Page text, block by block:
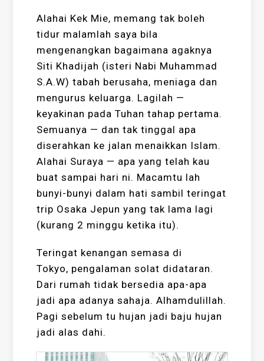
Alahai Kek Mie, memang tak boleh
tidur malamlah saya bila
mengenangkan bagaimana agaknya
Siti Khadijah (isteri Nabi Muhammad
S.A.W) tabah berusaha, meniaga dan
mengurus keluarga. Lagilah —
keyakinan pada Tuhan tahap pertama.
Semuanya — dan tak tinggal apa
diserahkan ke jalan menaikkan Islam.
Alahai Suraya — apa yang telah kau
buat sampai hari ni. Macamtu lah
bunyi-bunyi dalam hati sambil teringat
trip Osaka Jepun yang tak lama lagi
(kurang 2 minggu ketika itu).
Teringat kenangan semasa di
Tokyo, pengalaman solat didataran.
Dari rumah tidak bersedia apa-apa
jadi apa adanya sahaja. Alhamdulillah.
Pagi sebelum tu hujan jadi baju hujan
jadi alas dahi.